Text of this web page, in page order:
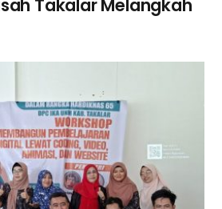
Takalar Melangkah